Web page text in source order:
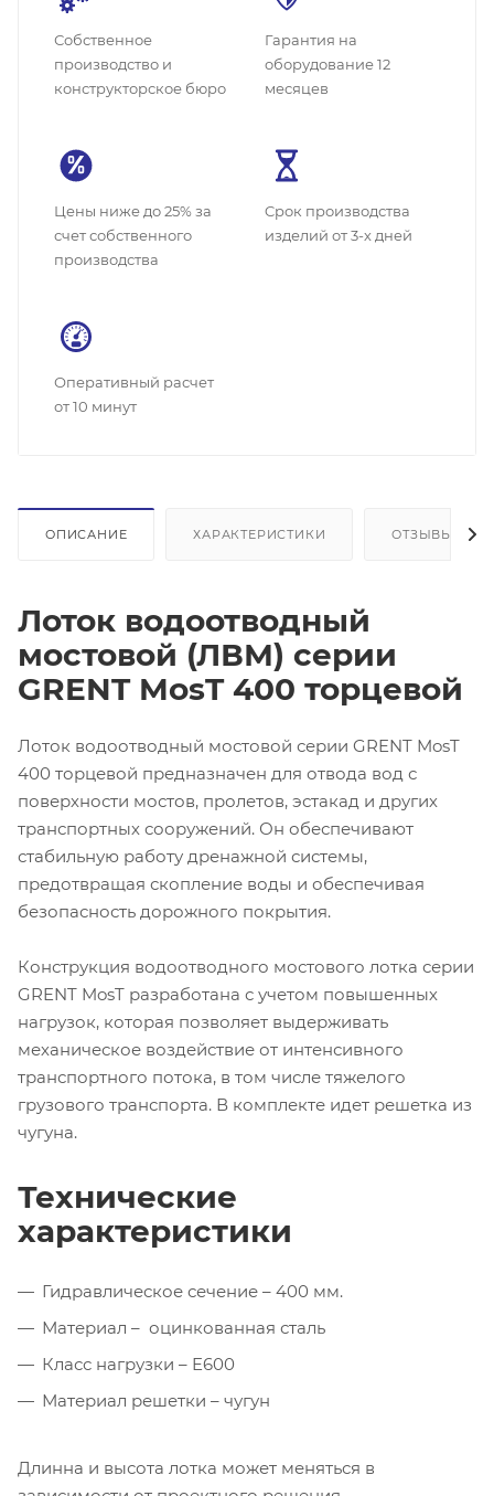
Собственное
производство и
конструкторское бюро
Гарантия на
оборудование 12
месяцев
Цены ниже до 25% за
счет собственного
производства
Cрок производства
изделий от 3-х дней
Оперативный расчет
от 10 минут
ОПИСАНИЕ ХАРАКТЕРИСТИКИ ОТЗЫВЫ
Лоток водоотводный
мостовой (ЛВМ) серии
GRENT MosT 400 торцевой
Лоток водоотводный мостовой серии GRENT MosT
400 торцевой предназначен для отвода вод с
поверхности мостов, пролетов, эстакад и других
транспортных сооружений. Он обеспечивают
стабильную работу дренажной системы,
предотвращая скопление воды и обеспечивая
безопасность дорожного покрытия.
Конструкция водоотводного мостового лотка серии
GRENT MosT разработана с учетом повышенных
нагрузок, которая позволяет выдерживать
механическое воздействие от интенсивного
транспортного потока, в том числе тяжелого
грузового транспорта. В комплекте идет решетка из
чугуна.
Технические
характеристики
Гидравлическое сечение – 400 мм.
Материал – оцинкованная сталь
Класс нагрузки – E600
Материал решетки – чугун
Длинна и высота лотка может меняться в